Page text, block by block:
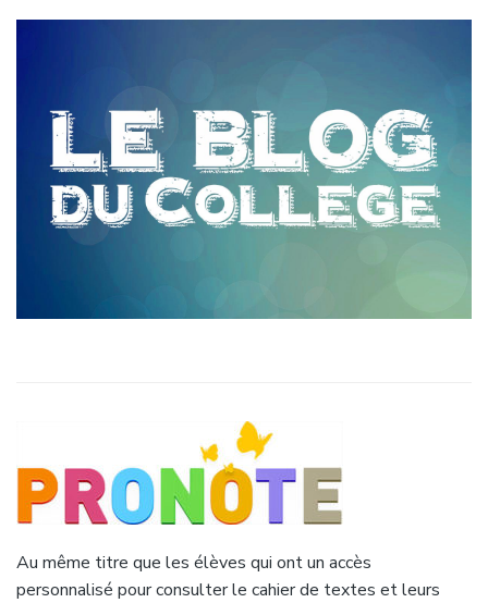
Au même titre que les élèves qui ont un accès
personnalisé pour consulter le cahier de textes et leurs